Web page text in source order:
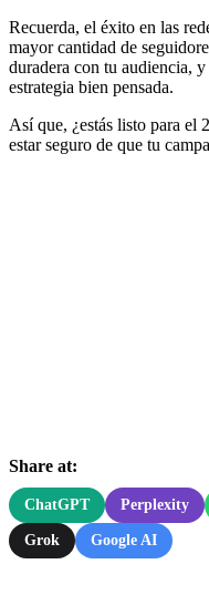
Recuerda, el éxito en las
mayor cantidad de
duradera con tu audiencia,
estrategia bien pensada.
Así que, ¿estás listo para el
estar seguro de que tu
Share at:
ChatGPT Perplexity
Grok Google AI